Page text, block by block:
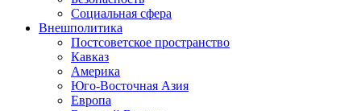
Социальная сфера
Внешполитика
Постсоветское пространство
Кавказ
Америка
Юго-Восточная Азия
Европа